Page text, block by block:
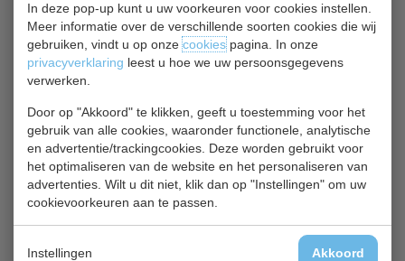
In deze pop-up kunt u uw voorkeuren voor cookies instellen.
Meer informatie over de verschillende soorten cookies die wij
gebruiken, vindt u op onzecookiespagina. In onze
privacyverklaring leest u hoe we uw persoonsgegevens
verwerken.
Door op "Akkoord" te klikken, geeft u toestemming voor het
gebruik van alle cookies, waaronder functionele, analytische
en advertentie/trackingcookies. Deze worden gebruikt voor
het optimaliseren van de website en het personaliseren van
advertenties. Wilt u dit niet, klik dan op "Instellingen" om uw
cookievoorkeuren aan te passen.
Instellingen Akkoord
Ingebouwde aftapkraan
Traploos thermostatisch instelbaar
Veiligheidsthermostaat
Koude zone
Is dit iets voor jou?
Bartscher 162900
Friteuse PROFESSIONAL I
€ 606,00